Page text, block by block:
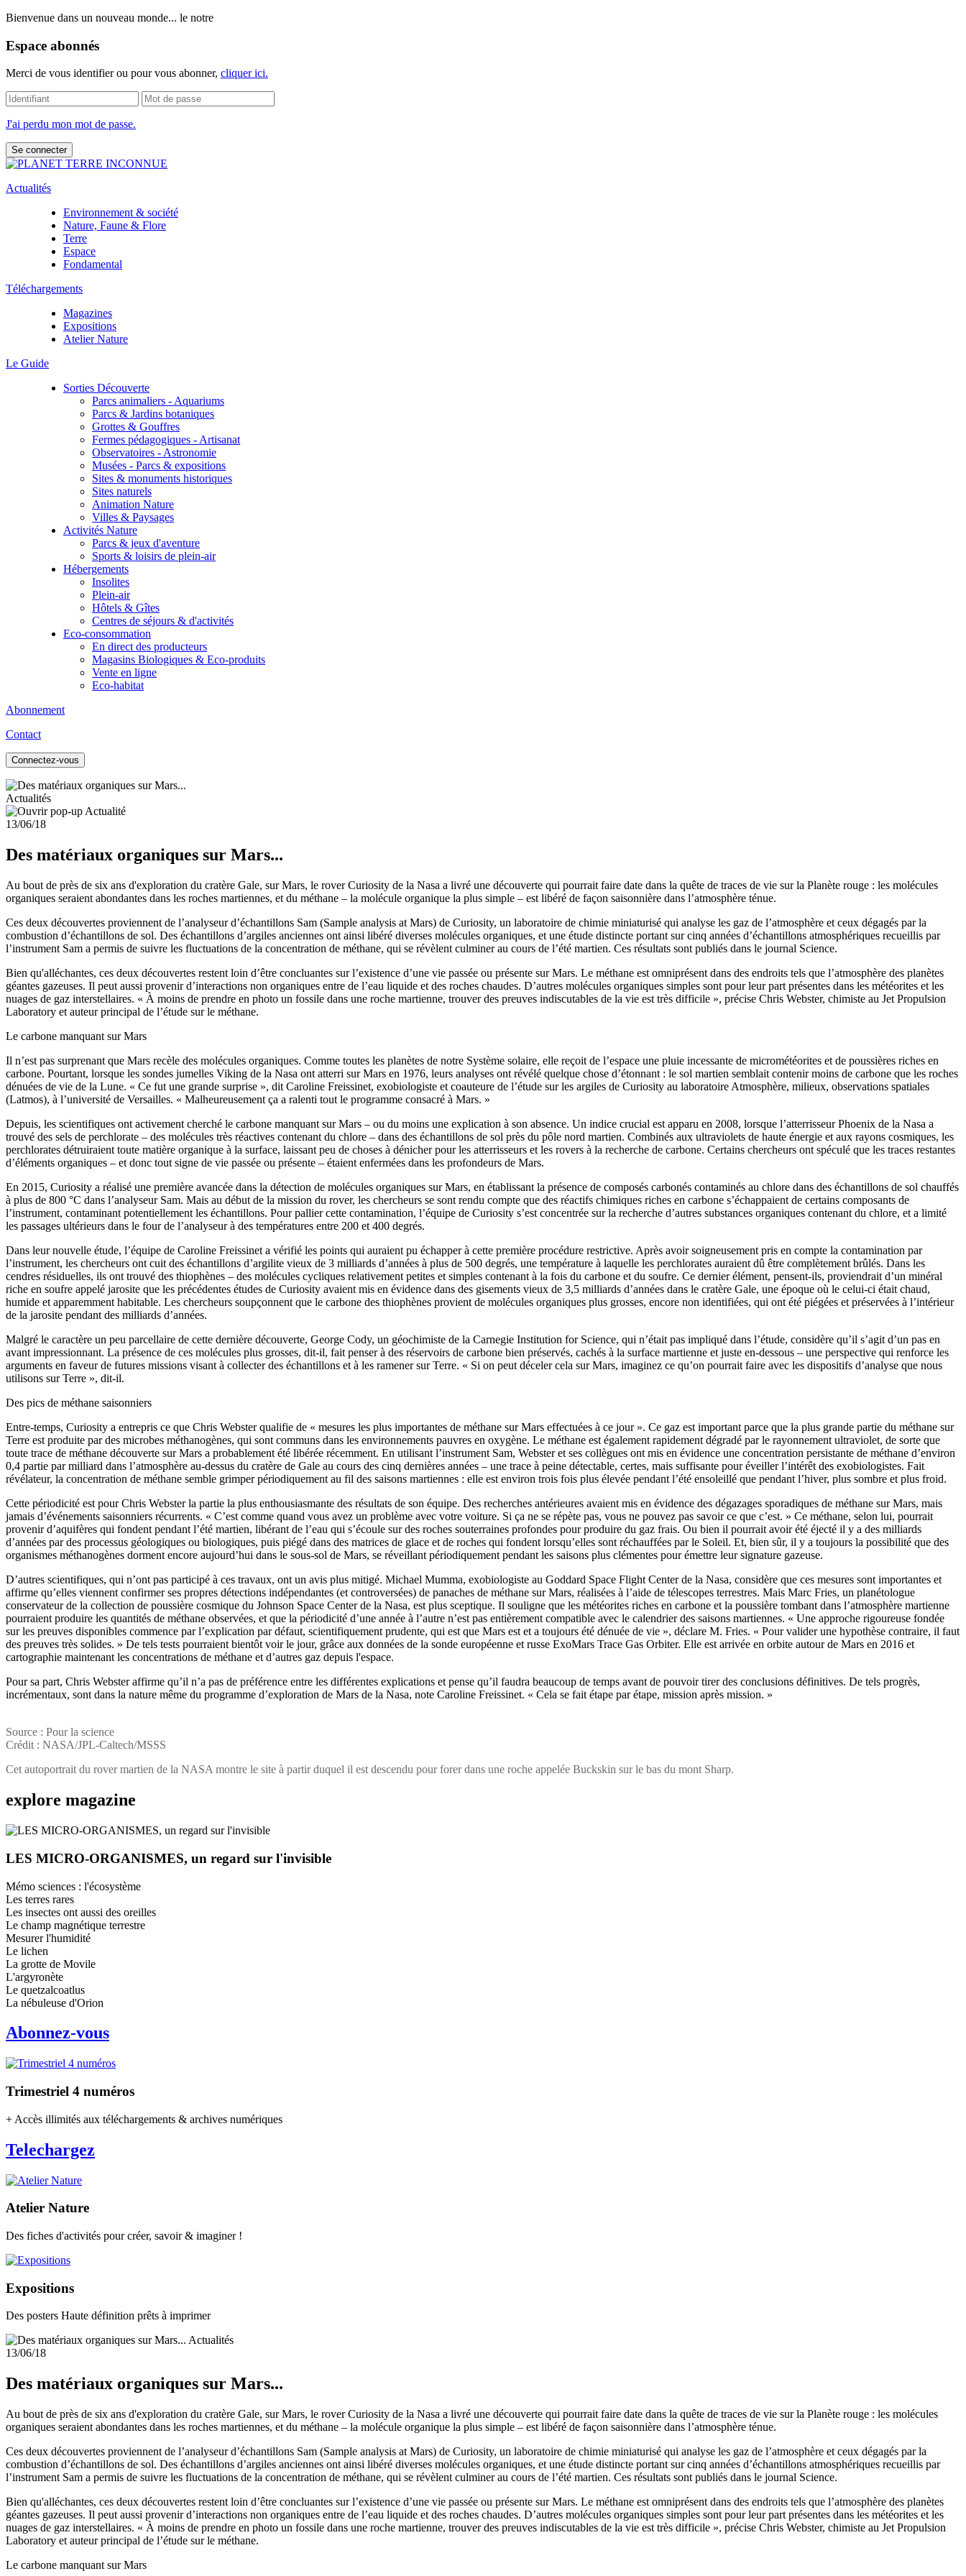
Bienvenue dans un nouveau monde... le notre
Espace abonnés
Merci de vous identifier ou pour vous abonner, cliquer ici.
J'ai perdu mon mot de passe.
Actualités
Environnement & société
Nature, Faune & Flore
Terre
Espace
Fondamental
Téléchargements
Magazines
Expositions
Atelier Nature
Le Guide
Sorties Découverte
Parcs animaliers - Aquariums
Parcs & Jardins botaniques
Grottes & Gouffres
Fermes pédagogiques - Artisanat
Observatoires - Astronomie
Musées - Parcs & expositions
Sites & monuments historiques
Sites naturels
Animation Nature
Villes & Paysages
Activités Nature
Parcs & jeux d'aventure
Sports & loisirs de plein-air
Hébergements
Insolites
Plein-air
Hôtels & Gîtes
Centres de séjours & d'activités
Eco-consommation
En direct des producteurs
Magasins Biologiques & Eco-produits
Vente en ligne
Eco-habitat
Abonnement
Contact
Connectez-vous
Actualités
13/06/18
Des matériaux organiques sur Mars...
Au bout de près de six ans d'exploration du cratère Gale, sur Mars, le rover Curiosity de la Nasa a livré une découverte qui pourrait faire date dans la quête de traces de vie sur la Planète rouge : les molécules
organiques seraient abondantes dans les roches martiennes, et du méthane – la molécule organique la plus simple – est libéré de façon saisonnière dans l’atmosphère ténue.
Ces deux découvertes proviennent de l’analyseur d’échantillons Sam (Sample analysis at Mars) de Curiosity, un laboratoire de chimie miniaturisé qui analyse les gaz de l’atmosphère et ceux dégagés par la
combustion d’échantillons de sol. Des échantillons d’argiles anciennes ont ainsi libéré diverses molécules organiques, et une étude distincte portant sur cinq années d’échantillons atmosphériques recueillis par
l’instrument Sam a permis de suivre les fluctuations de la concentration de méthane, qui se révèlent culminer au cours de l’été martien. Ces résultats sont publiés dans le journal Science.
Bien qu'alléchantes, ces deux découvertes restent loin d’être concluantes sur l’existence d’une vie passée ou présente sur Mars. Le méthane est omniprésent dans des endroits tels que l’atmosphère des planètes
géantes gazeuses. Il peut aussi provenir d’interactions non organiques entre de l’eau liquide et des roches chaudes. D’autres molécules organiques simples sont pour leur part présentes dans les météorites et les
nuages de gaz interstellaires. « À moins de prendre en photo un fossile dans une roche martienne, trouver des preuves indiscutables de la vie est très difficile », précise Chris Webster, chimiste au Jet Propulsion
Laboratory et auteur principal de l’étude sur le méthane.
Le carbone manquant sur Mars
Il n’est pas surprenant que Mars recèle des molécules organiques. Comme toutes les planètes de notre Système solaire, elle reçoit de l’espace une pluie incessante de micrométéorites et de poussières riches en
carbone. Pourtant, lorsque les sondes jumelles Viking de la Nasa ont atterri sur Mars en 1976, leurs analyses ont révélé quelque chose d’étonnant : le sol martien semblait contenir moins de carbone que les roches
dénuées de vie de la Lune. « Ce fut une grande surprise », dit Caroline Freissinet, exobiologiste et coauteure de l’étude sur les argiles de Curiosity au laboratoire Atmosphère, milieux, observations spatiales
(Latmos), à l’université de Versailles. « Malheureusement ça a ralenti tout le programme consacré à Mars. »
Depuis, les scientifiques ont activement cherché le carbone manquant sur Mars – ou du moins une explication à son absence. Un indice crucial est apparu en 2008, lorsque l’atterrisseur Phoenix de la Nasa a
trouvé des sels de perchlorate – des molécules très réactives contenant du chlore – dans des échantillons de sol près du pôle nord martien. Combinés aux ultraviolets de haute énergie et aux rayons cosmiques, les
perchlorates détruiraient toute matière organique à la surface, laissant peu de choses à dénicher pour les atterrisseurs et les rovers à la recherche de carbone. Certains chercheurs ont spéculé que les traces restantes
d’éléments organiques – et donc tout signe de vie passée ou présente – étaient enfermées dans les profondeurs de Mars.
En 2015, Curiosity a réalisé une première avancée dans la détection de molécules organiques sur Mars, en établissant la présence de composés carbonés contaminés au chlore dans des échantillons de sol chauffés
à plus de 800 °C dans l’analyseur Sam. Mais au début de la mission du rover, les chercheurs se sont rendu compte que des réactifs chimiques riches en carbone s’échappaient de certains composants de
l’instrument, contaminant potentiellement les échantillons. Pour pallier cette contamination, l’équipe de Curiosity s’est concentrée sur la recherche d’autres substances organiques contenant du chlore, et a limité
les passages ultérieurs dans le four de l’analyseur à des températures entre 200 et 400 degrés.
Dans leur nouvelle étude, l’équipe de Caroline Freissinet a vérifié les points qui auraient pu échapper à cette première procédure restrictive. Après avoir soigneusement pris en compte la contamination par
l’instrument, les chercheurs ont cuit des échantillons d’argilite vieux de 3 milliards d’années à plus de 500 degrés, une température à laquelle les perchlorates auraient dû être complètement brûlés. Dans les
cendres résiduelles, ils ont trouvé des thiophènes – des molécules cycliques relativement petites et simples contenant à la fois du carbone et du soufre. Ce dernier élément, pensent-ils, proviendrait d’un minéral
riche en soufre appelé jarosite que les précédentes études de Curiosity avaient mis en évidence dans des gisements vieux de 3,5 milliards d’années dans le cratère Gale, une époque où le celui-ci était chaud,
humide et apparemment habitable. Les chercheurs soupçonnent que le carbone des thiophènes provient de molécules organiques plus grosses, encore non identifiées, qui ont été piégées et préservées à l’intérieur
de la jarosite pendant des milliards d’années.
Malgré le caractère un peu parcellaire de cette dernière découverte, George Cody, un géochimiste de la Carnegie Institution for Science, qui n’était pas impliqué dans l’étude, considère qu’il s’agit d’un pas en
avant impressionnant. La présence de ces molécules plus grosses, dit-il, fait penser à des réservoirs de carbone bien préservés, cachés à la surface martienne et juste en-dessous – une perspective qui renforce les
arguments en faveur de futures missions visant à collecter des échantillons et à les ramener sur Terre. « Si on peut déceler cela sur Mars, imaginez ce qu’on pourrait faire avec les dispositifs d’analyse que nous
utilisons sur Terre », dit-il.
Des pics de méthane saisonniers
Entre-temps, Curiosity a entrepris ce que Chris Webster qualifie de « mesures les plus importantes de méthane sur Mars effectuées à ce jour ». Ce gaz est important parce que la plus grande partie du méthane sur
Terre est produite par des microbes méthanogènes, qui sont communs dans les environnements pauvres en oxygène. Le méthane est également rapidement dégradé par le rayonnement ultraviolet, de sorte que
toute trace de méthane découverte sur Mars a probablement été libérée récemment. En utilisant l’instrument Sam, Webster et ses collègues ont mis en évidence une concentration persistante de méthane d’environ
0,4 partie par milliard dans l’atmosphère au-dessus du cratère de Gale au cours des cinq dernières années – une trace à peine détectable, certes, mais suffisante pour éveiller l’intérêt des exobiologistes. Fait
révélateur, la concentration de méthane semble grimper périodiquement au fil des saisons martiennes : elle est environ trois fois plus élevée pendant l’été ensoleillé que pendant l’hiver, plus sombre et plus froid.
Cette périodicité est pour Chris Webster la partie la plus enthousiasmante des résultats de son équipe. Des recherches antérieures avaient mis en évidence des dégazages sporadiques de méthane sur Mars, mais
jamais d’événements saisonniers récurrents. « C’est comme quand vous avez un problème avec votre voiture. Si ça ne se répète pas, vous ne pouvez pas savoir ce que c’est. » Ce méthane, selon lui, pourrait
provenir d’aquifères qui fondent pendant l’été martien, libérant de l’eau qui s’écoule sur des roches souterraines profondes pour produire du gaz frais. Ou bien il pourrait avoir été éjecté il y a des milliards
d’années par des processus géologiques ou biologiques, puis piégé dans des matrices de glace et de roches qui fondent lorsqu’elles sont réchauffées par le Soleil. Et, bien sûr, il y a toujours la possibilité que des
organismes méthanogènes dorment encore aujourd’hui dans le sous-sol de Mars, se réveillant périodiquement pendant les saisons plus clémentes pour émettre leur signature gazeuse.
D’autres scientifiques, qui n’ont pas participé à ces travaux, ont un avis plus mitigé. Michael Mumma, exobiologiste au Goddard Space Flight Center de la Nasa, considère que ces mesures sont importantes et
affirme qu’elles viennent confirmer ses propres détections indépendantes (et controversées) de panaches de méthane sur Mars, réalisées à l’aide de télescopes terrestres. Mais Marc Fries, un planétologue
conservateur de la collection de poussière cosmique du Johnson Space Center de la Nasa, est plus sceptique. Il souligne que les météorites riches en carbone et la poussière tombant dans l’atmosphère martienne
pourraient produire les quantités de méthane observées, et que la périodicité d’une année à l’autre n’est pas entièrement compatible avec le calendrier des saisons martiennes. « Une approche rigoureuse fondée
sur les preuves disponibles commence par l’explication par défaut, scientifiquement prudente, qui est que Mars est et a toujours été dénuée de vie », déclare M. Fries. « Pour valider une hypothèse contraire, il faut
des preuves très solides. » De tels tests pourraient bientôt voir le jour, grâce aux données de la sonde européenne et russe ExoMars Trace Gas Orbiter. Elle est arrivée en orbite autour de Mars en 2016 et
cartographie maintenant les concentrations de méthane et d’autres gaz depuis l'espace.
Pour sa part, Chris Webster affirme qu’il n’a pas de préférence entre les différentes explications et pense qu’il faudra beaucoup de temps avant de pouvoir tirer des conclusions définitives. De tels progrès,
incrémentaux, sont dans la nature même du programme d’exploration de Mars de la Nasa, note Caroline Freissinet. « Cela se fait étape par étape, mission après mission. »
Source : Pour la science
Crédit : NASA/JPL-Caltech/MSSS
Cet autoportrait du rover martien de la NASA montre le site à partir duquel il est descendu pour forer dans une roche appelée Buckskin sur le bas du mont Sharp.
explore magazine
LES MICRO-ORGANISMES, un regard sur l'invisible
Mémo sciences : l'écosystème
Les terres rares
Les insectes ont aussi des oreilles
Le champ magnétique terrestre
Mesurer l'humidité
Le lichen
La grotte de Movile
L'argyronète
Le quetzalcoatlus
La nébuleuse d'Orion
Abonnez-vous
Trimestriel 4 numéros
+ Accès illimités aux téléchargements & archives numériques
Telechargez
Atelier Nature
Des fiches d'activités pour créer, savoir & imaginer !
Expositions
Des posters Haute définition prêts à imprimer
Actualités
13/06/18
Des matériaux organiques sur Mars...
Au bout de près de six ans d'exploration du cratère Gale, sur Mars, le rover Curiosity de la Nasa a livré une découverte qui pourrait faire date dans la quête de traces de vie sur la Planète rouge : les molécules
organiques seraient abondantes dans les roches martiennes, et du méthane – la molécule organique la plus simple – est libéré de façon saisonnière dans l’atmosphère ténue.
Ces deux découvertes proviennent de l’analyseur d’échantillons Sam (Sample analysis at Mars) de Curiosity, un laboratoire de chimie miniaturisé qui analyse les gaz de l’atmosphère et ceux dégagés par la
combustion d’échantillons de sol. Des échantillons d’argiles anciennes ont ainsi libéré diverses molécules organiques, et une étude distincte portant sur cinq années d’échantillons atmosphériques recueillis par
l’instrument Sam a permis de suivre les fluctuations de la concentration de méthane, qui se révèlent culminer au cours de l’été martien. Ces résultats sont publiés dans le journal Science.
Bien qu'alléchantes, ces deux découvertes restent loin d’être concluantes sur l’existence d’une vie passée ou présente sur Mars. Le méthane est omniprésent dans des endroits tels que l’atmosphère des planètes
géantes gazeuses. Il peut aussi provenir d’interactions non organiques entre de l’eau liquide et des roches chaudes. D’autres molécules organiques simples sont pour leur part présentes dans les météorites et les
nuages de gaz interstellaires. « À moins de prendre en photo un fossile dans une roche martienne, trouver des preuves indiscutables de la vie est très difficile », précise Chris Webster, chimiste au Jet Propulsion
Laboratory et auteur principal de l’étude sur le méthane.
Le carbone manquant sur Mars